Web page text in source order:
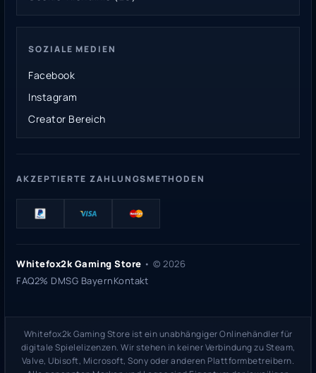
SOZIALE MEDIEN
Facebook
Instagram
Creator Bereich
AKZEPTIERTE ZAHLUNGSMETHODEN
Whitefox2k Gaming Store • © 2026
FAQ2% DMSG BayernKontakt
Whitefox2k Gaming Store ist ein unabhängiger Onlinehändler für
digitale Spielelizenzen. Wir stehen in keiner Verbindung zu Steam,
Valve, Ubisoft, Microsoft, Sony oder anderen Plattformbetreibern.